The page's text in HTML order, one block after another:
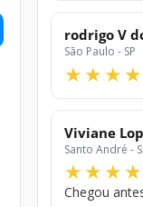
rodrigo V
São Paulo - SP
Viviane
Santo André -
Chegou